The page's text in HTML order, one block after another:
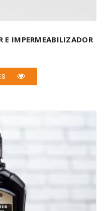
E IMPERMEABILIZADOR